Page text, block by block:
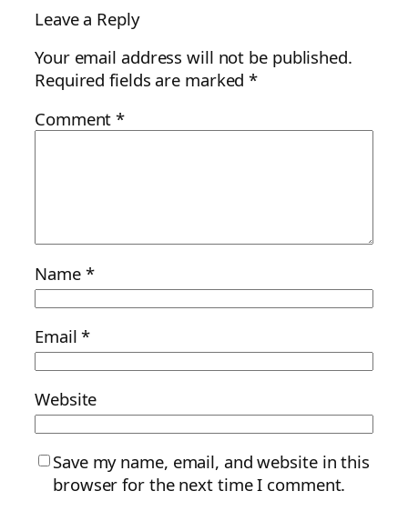
Leave a Reply
Your email address will not be published.
Required fields are marked*
Comment*
Name *
Email*
Website
Save my name, email, and website in this
browser for the next time I comment.